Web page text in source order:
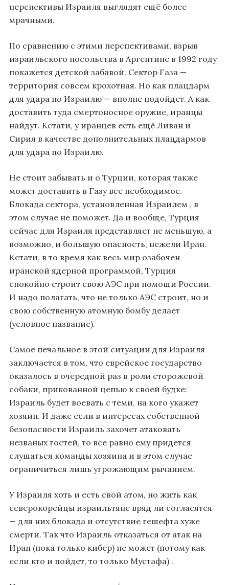
перспективы Израиля выглядят ещё более
мрачными.
По сравнению с этими перспективами, взрыв
израильского посольства в Аргентине в 1992 году
покажется детской забавой. Сектор Газа —
территория совсем крохотная. Но как плацдарм
для удара по Израилю — вполне подойдет. А как
доставить туда смертоносное оружие, иранцы
найдут. Кстати, у иранцев есть ещё Ливан и
Сирия в качестве дополнительных плацдармов
для удара по Израилю.
Не стоит забывать и о Турции, которая также
может доставить в Газу все необходимое.
Блокада сектора, установленная Израилем , в
этом случае не поможет. Да и вообще, Турция
сейчас для Израиля представляет не меньшую, а
возможно, и большую опасность, нежели Иран.
Кстати, в то время как весь мир озабочен
иранской ядерной программой, Турция
спокойно строит свою АЭС при помощи России.
И надо полагать, что не только АЭС строит, но и
свою собственную атомную бомбу делает
(условное название).
Самое печальное в этой ситуации для Израиля
заключается в том, что еврейское государство
оказалось в очередной раз в роли сторожевой
собаки, прикованной цепью к своей будке:
Израиль будет воевать с теми, на кого укажет
хозяин. И даже если в интересах собственной
безопасности Израиль захочет атаковать
незваных гостей, то все равно ему придется
слушаться команды хозяина и в этом случае
ограничиться лишь угрожающим рычанием.
У Израиля хоть и есть свой атом, но жить как
северокорейцы израильтяне вряд ли согласятся
— для них блокада и отсутствие гешефта хуже
смерти. Так что Израиль отказаться от атак на
Иран (пока только кибер) не может (потому как
если кто и пойдет, то только Мустафа) .